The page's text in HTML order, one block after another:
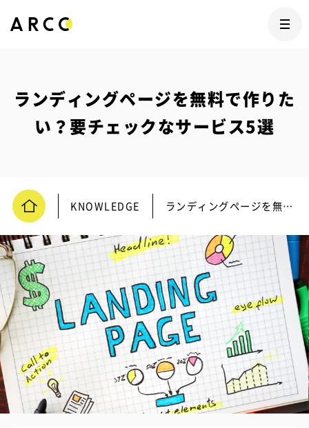
ランディングページを無料で作りた
い？要チェックなサービス5選
KNOWLEDGE ランディングページを無料で作りたい？要チェックなサービス5選